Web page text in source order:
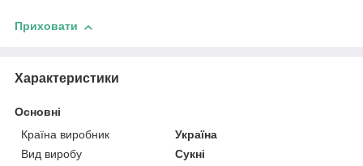
Приховати
Характеристики
Основні
Країна виробник
Україна
Вид виробу
Сукні